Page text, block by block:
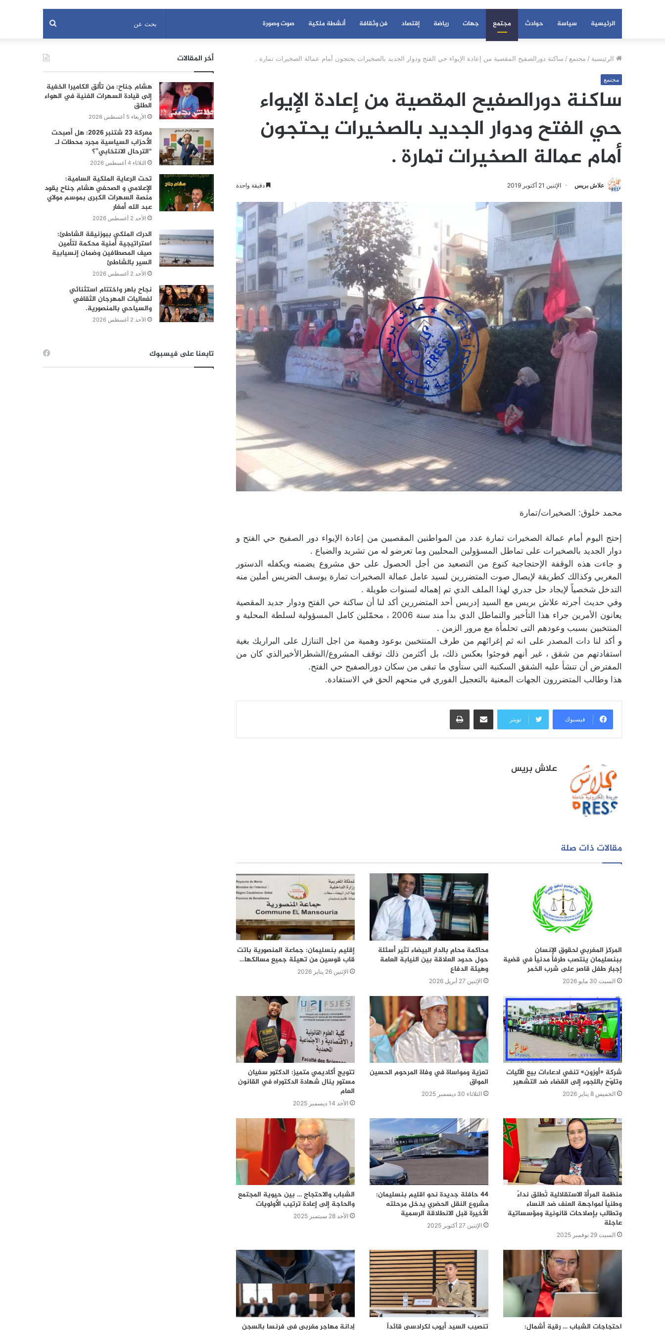
الرئيسية سياسة حوادث مجتمع جهات رياضة إقتصاد فن وثقافة أنشطة ملكية صوت وصورة بحث
عن
الرئيسية / مجتمع / ساكنة دورالصفيح المقصية من إعادة الإيواء حي الفتح ودوار الجديد بالصخيرات يحتجون أمام عمالة الصخيرات تمارة .
مجتمع
ساكنة دورالصفيح المقصية من إعادة الإيواء
حي الفتح ودوار الجديد بالصخيرات يحتجون
أمام عمالة الصخيرات تمارة .
علاش بريس الإثنين 21 أكتوبر 2019 دقيقة واحدة
محمد خلوق: الصخيرات/تمارة
إحتج اليوم أمام عمالة الصخيرات تمارة عدد من المواطنين المقصيين من إعادة الإيواء دور الصفيح حي الفتح و
دوار الجديد بالصخيرات على تماطل المسؤولين المحليين وما تعرضو له من تشريد والضياع .
و جاءت هذه الوقفة الإحتجاجية كنوع من التصعيد من أجل الحصول على حق مشروع يضمنه ويكفله الدستور
المغربي وكذالك كطريقة لإيصال صوت المتضررين لسيد عامل عمالة الصخيرات تمارة يوسف الضريس أملين منه
التدخل شخصياً لإيجاد حل جدري لهذا الملف الدي تم إهماله لسنوات طويلة .
وفي حديث أجرته علاش بريس مع السيد إدريس أحد المتضررين أكد لنا أن ساكنة حي الفتح ودوار جديد المقصية
يعانون الأمرين جراء هذا التأخير والتماطل الدي بدأ مند سنة 2006 ، محمّلين كامل المسؤولية لسلطة المحلية و
المنتخبين بسبب وعودهم التى تحلمأة مع مرور الزمن .
و أكد لنا دات المصدر على انه ثم إغرائهم من طرف المنتخبين بوعود وهمية من اجل التنازل على البراريك بغية
استفادتهم من شقق ، غير أنهم فوجئوا بعكس ذلك، بل أكثرمن ذلك توقف المشروع/الشطرالأخيرالذي كان من
المفترض أن تنشأ عليه الشقق السكنية التي ستأوي ما تبقى من سكان دورالصفيح حي الفتح.
هذا وطالب المتضررون الجهات المعنية بالتعجيل الفوري في منحهم الحق في الاستفادة.
فيسبوك تويتر
مشاركة عبر البريد طباعة
علاش بريس
مقالات ذات صلة
المركز المغربي لحقوق الإنسان
ببنسليمان ينتصب طرفاً مدنياً في قضية
إجبار طفل قاصر على شرب الخمر
السبت 30 مايو 2026
محاكمة محامٍ بالدار البيضاء تثير أسئلة
حول حدود العلاقة بين النيابة العامة
وهيئة الدفاع
الإثنين 27 أبريل 2026
إقليم بنسليمان: جماعة المنصورية باتت
قاب قوسين من تهيئة جميع مسالكها…
الإثنين 26 يناير 2026
شركة «أوزون» تنفي ادعاءات بيع الآليات
وتلوّح باللجوء إلى القضاء ضد التشهير
الخميس 8 يناير 2026
تعزية ومواساة في وفاة المرحوم الحسين
المواق
الثلاثاء 30 ديسمبر 2025
تتويج أكاديمي متميز: الدكتور سفيان
مستور ينال شهادة الدكتوراه في القانون
العام
الأحد 14 ديسمبر 2025
منظمة المرأة الاستقلالية تُطلق نداءً
وطنياً لمواجهة العنف ضد النساء
وتطالب بإصلاحات قانونية ومؤسساتية
عاجلة
السبت 29 نوفمبر 2025
44 حافلة جديدة نحو اقليم بنسليمان:
مشروع النقل الحضري يدخل مرحلته
الأخيرة قبل الانطلاقة الرسمية
الإثنين 27 أكتوبر 2025
الشباب والاحتجاج … بين حيوية المجتمع
والحاجة إلى إعادة ترتيب الأولويات
الأحد 28 سبتمبر 2025
احتجاجات الشباب … رقية أشمال: تنصيب السيد أيوب لكرادسي قائداً إدانة مهاجر مغربي في فرنسا بالسجن
أخر المقالات
هشام جناح: من تألق الكاميرا الخفية
إلى قيادة السهرات الفنية في الهواء
الطلق
الأربعاء 5 أغسطس 2026
معركة 23 شتنبر 2026: هل أصبحت
الأحزاب السياسية مجرد محطات لـ
“الترحال الانتخابي”؟
الثلاثاء 4 أغسطس 2026
تحت الرعاية الملكية السامية:
الإعلامي و الصحفي هشام جناح يقود
منصة السهرات الكبرى بموسم مولاي
عبد الله أمغار
الأحد 2 أغسطس 2026
الدرك الملكي ببوزنيقة الشاطئ:
استراتيجية أمنية محكمة لتأمين
صيف المصطافين وضمان إنسيابية
السير بالشاطئ
الأحد 2 أغسطس 2026
نجاح باهر واختتام استثنائي
لفعاليات المهرجان الثقافي
والسياحي بالمنصورية.
الأحد 2 أغسطس 2026
تابعنا على فيسبوك